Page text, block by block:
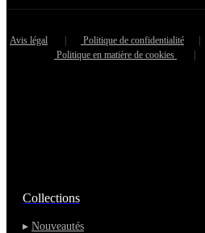
Avis légal | Politique de confidentialité
|
Politique en matière de cookies
|
Collections
▸ Nouveautés